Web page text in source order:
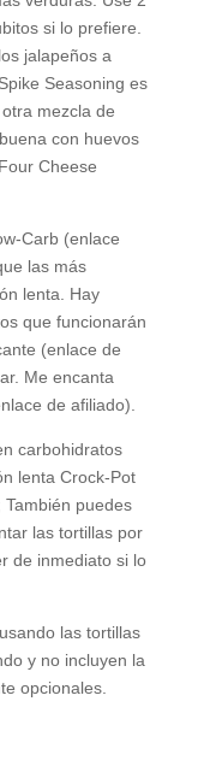
si lo prefiere.
jalapeños a
Seasoning es
mezcla de
con huevos
Cheese
Carb (enlace
las más
lenta. Hay
que funcionarán
(enlace de
Me encanta
de afiliado).
carbohidratos
lenta Crock-Pot
puedes
las tortillas por
de inmediato si lo
las tortillas
y no incluyen la
opcionales.